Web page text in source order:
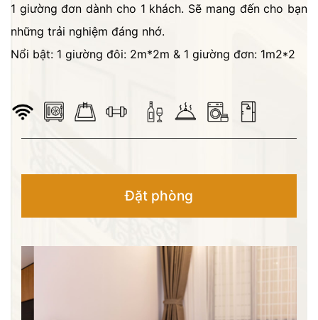
1 giường đơn dành cho 1 khách. Sẽ mang đến cho bạn
những trải nghiệm đáng nhớ.
Nổi bật: 1 giường đôi: 2m*2m & 1 giường đơn: 1m2*2
Đặt phòng